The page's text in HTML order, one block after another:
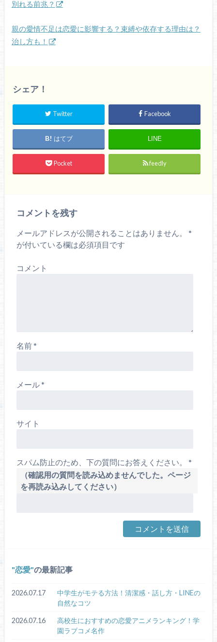
別れる前兆？
親の愛情不足は恋愛に影響する？束縛や依存する理由は？
治し方も！
シェア！
Twitter Facebook
はてブ LINE
Pocket feedly
コメントを残す
メールアドレスが公開されることはありません。
*
が付いている欄は必須項目です
コメント
名前*
メール*
サイト
スパム防止のため、下の質問にお答えください。 *
（確認用の質問を読み込めませんでした。ページ
を再読み込みしてください）
恋愛 の最新記事
2026.07.17
中学生がモテる方法！清潔感・話し方・LINEの
自然なコツ
2026.07.16
高校生におすすめの恋愛アニメランキング！学
園ラブコメ名作